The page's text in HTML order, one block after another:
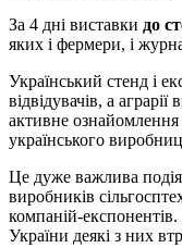
За 4 дні виставки до
яких і фермери, і
Український стенд і
відвідувачів, а
активне ознайомлення
українського
Це дуже важлива
виробників
компаній-
України деякі з них